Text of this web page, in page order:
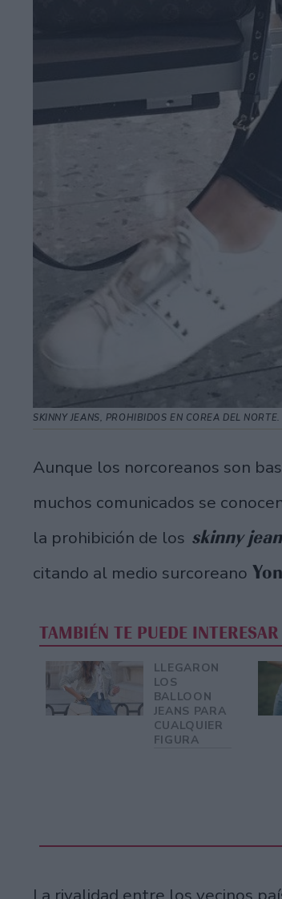
SKINNY JEANS, PROHIBIDOS EN COREA DEL NORTE.
Aunque los norcoreanos son
muchos comunicados se
la prohibición de los skinny
citando al medio surcoreano
TAMBIÉN TE PUEDE INTERESAR
LLEGARON
LOS
BALLOON
JEANS PARA
CUALQUIER
FIGURA